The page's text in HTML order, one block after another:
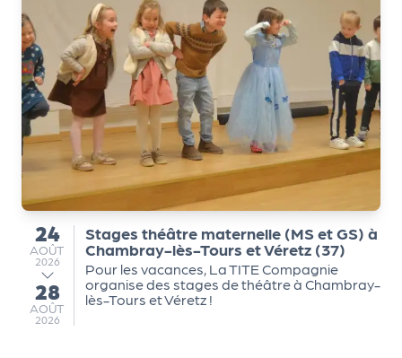
du
24
AOÛT
AOÛT
2026
au
28
AOÛT
AOÛT
2026
Stages théâtre maternelle (MS et GS) à
Chambray-lès-Tours et Véretz (37)
Pour les vacances, La TITE Compagnie
organise des stages de théâtre à Chambray-
lès-Tours et Véretz !
a
t
e
u
r
s
L
e
cl
u
b
d
e